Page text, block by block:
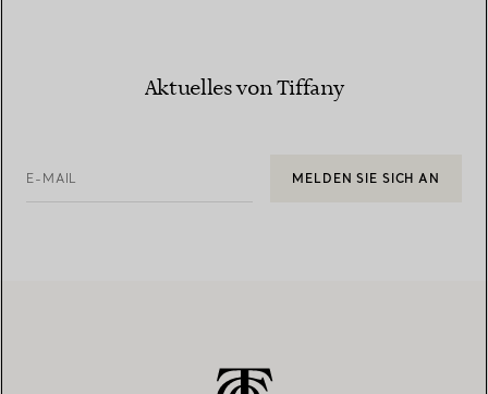
Aktuelles von Tiffany
E-MAIL MELDEN SIE SICH AN